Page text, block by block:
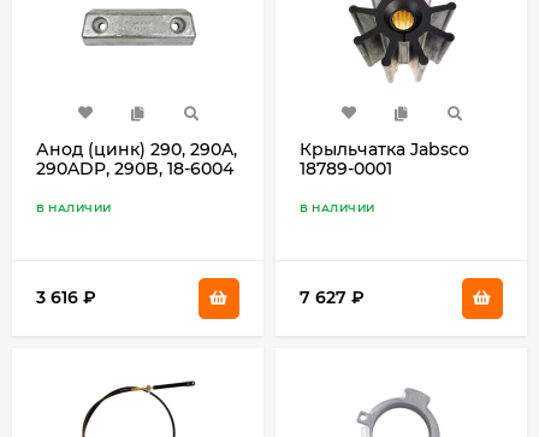
Анод (цинк) 290, 290A,
290ADP, 290B, 18-6004
В НАЛИЧИИ
3 616 ₽
Крыльчатка Jabsco
18789-0001
В НАЛИЧИИ
7 627 ₽